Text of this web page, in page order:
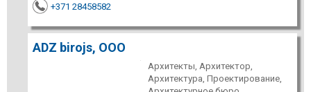
+371 28458582
ADZ birojs, ООО
Архитекты, Архитектор,
Архитектура, Проектирование,